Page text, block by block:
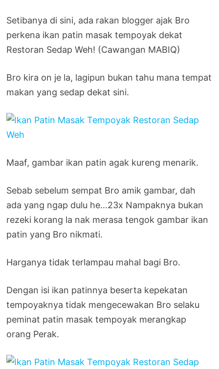
Setibanya di sini, ada rakan blogger ajak Bro
perkena ikan patin masak tempoyak dekat
Restoran Sedap Weh! (Cawangan MABIQ)
Bro kira on je la, lagipun bukan tahu mana tempat
makan yang sedap dekat sini.
Maaf, gambar ikan patin agak kureng menarik.
Sebab sebelum sempat Bro amik gambar, dah
ada yang ngap dulu he…23x Nampaknya bukan
rezeki korang la nak merasa tengok gambar ikan
patin yang Bro nikmati.
Harganya tidak terlampau mahal bagi Bro.
Dengan isi ikan patinnya beserta kepekatan
tempoyaknya tidak mengecewakan Bro selaku
peminat patin masak tempoyak merangkap
orang Perak.